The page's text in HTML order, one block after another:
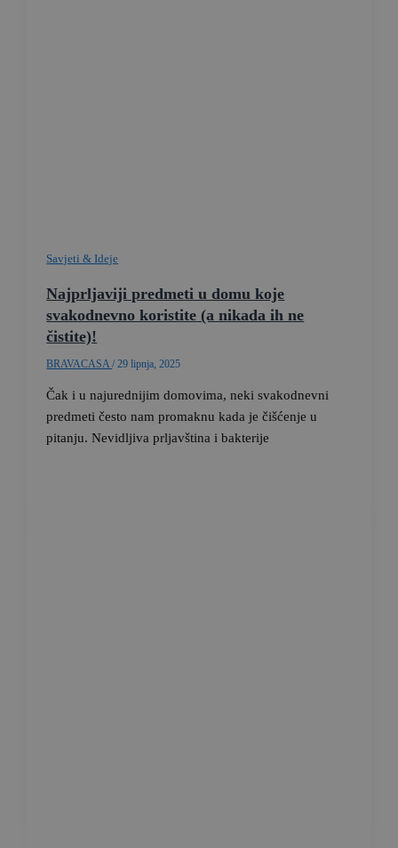
Savjeti & Ideje
Najprljaviji predmeti u domu koje
svakodnevno koristite (a nikada ih ne
čistite)!
BRAVACASA/29 lipnja, 2025
Čak i u najurednijim domovima, neki svakodnevni
predmeti često nam promaknu kada je čišćenje u
pitanju. Nevidljiva prljavština i bakterije